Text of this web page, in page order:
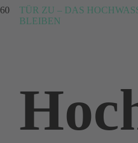
TÜR ZU – DAS
LEIBEN